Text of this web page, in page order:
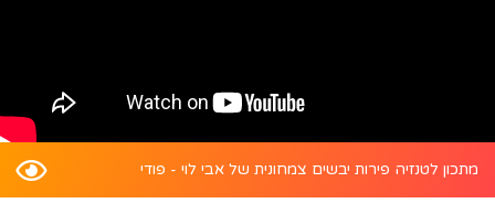
מתכון לטנזיה פירות יבשים צמחונית של אבי לוי - פודי